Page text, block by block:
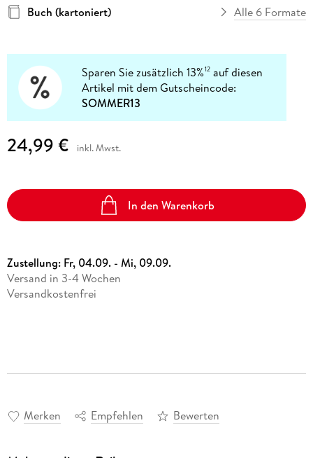
Buch (kartoniert)
Alle 6 Formate
Sparen Sie zusätzlich 13%12 auf diesen
Artikel mit dem Gutscheincode:
SOMMER13
24,99 € inkl. Mwst.
In den Warenkorb
Zustellung: Fr, 04.09. - Mi, 09.09.
Versand in 3-4 Wochen
Versandkostenfrei
Merken Empfehlen Bewerten